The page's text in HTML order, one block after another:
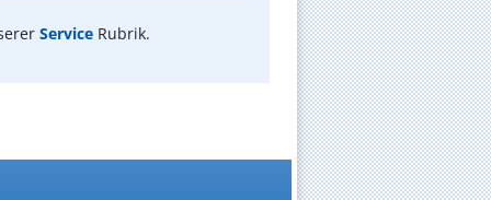
ServiceRubrik.